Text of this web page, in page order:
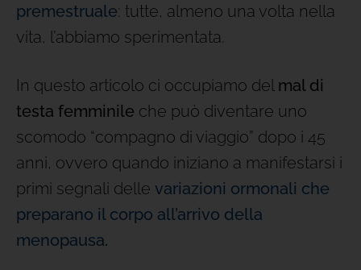
premestruale: tutte, almeno una volta nella
vita, l’abbiamo sperimentata.
In questo articolo ci occupiamo del mal di
testa femminile che può diventare uno
scomodo “compagno di viaggio” dopo i 45
anni, ovvero quando iniziano a manifestarsi i
primi segnali delle variazioni ormonali che
preparano il corpo all’arrivo della
menopausa.